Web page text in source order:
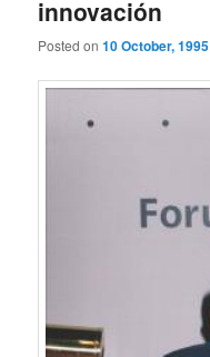
innovación
Posted on10 October, 1995